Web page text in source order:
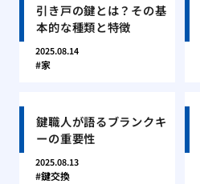
引き戸の鍵とは？その基
本的な種類と特徴
2025.08.14
家
鍵職人が語るブランクキ
ーの重要性
2025.08.13
鍵交換